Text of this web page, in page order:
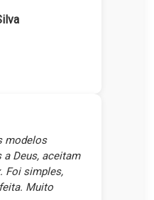
modelos
Deus, aceitam
Foi simples,
Muito